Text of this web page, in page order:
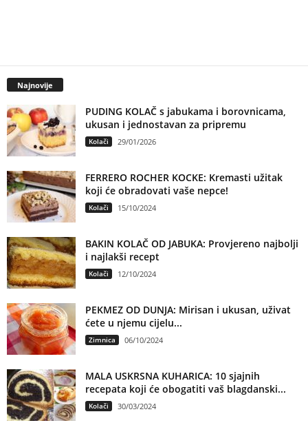
Najnovije
PUDING KOLAČ s jabukama i borovnicama,
ukusan i jednostavan za pripremu
Kolači 29/01/2026
FERRERO ROCHER KOCKE: Kremasti užitak
koji će obradovati vaše nepce!
Kolači 15/10/2024
BAKIN KOLAČ OD JABUKA: Provjereno najbolji
i najlakši recept
Kolači 12/10/2024
PEKMEZ OD DUNJA: Mirisan i ukusan, uživat
ćete u njemu cijelu...
Zimnica 06/10/2024
MALA USKRSNA KUHARICA: 10 sjajnih
recepata koji će obogatiti vaš blagdanski...
Kolači 30/03/2024